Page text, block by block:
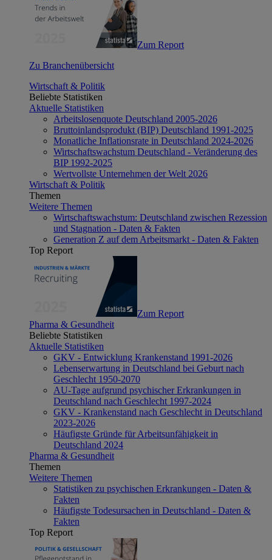
Zum Report
Zu Branchenübersicht
Wirtschaft & Politik
Beliebte Statistiken
Aktuelle Statistiken
Arbeitslosenquote Deutschland 2005-2026
Bruttoinlandsprodukt (BIP) Deutschland 1991-2025
Monatliche Inflationsrate in Deutschland 2024-2026
Wirtschaftswachstum Deutschland - Veränderung des
BIP 1992-2025
Wertvollste Unternehmen der Welt 2026
Wirtschaft & Politik
Themen
Weitere Themen
Wirtschaftswachstum: Deutschland zwischen Rezession
und Stagnation - Daten & Fakten
Generation Z auf dem Arbeitsmarkt - Daten & Fakten
Top Report
Zum Report
Pharma & Gesundheit
Beliebte Statistiken
Aktuelle Statistiken
GKV - Entwicklung Krankenstand 1991-2026
Lebenserwartung in Deutschland bei Geburt nach
Geschlecht 1950-2070
AU-Tage aufgrund psychischer Erkrankungen in
Deutschland nach Geschlecht 1997-2024
GKV - Krankenstand nach Geschlecht in Deutschland
2023-2026
Häufigste Gründe für Arbeitsunfähigkeit in
Deutschland 2024
Pharma & Gesundheit
Themen
Weitere Themen
Statistiken zu psychischen Erkrankungen - Daten &
Fakten
Häufigste Todesursachen in Deutschland - Daten &
Fakten
Top Report